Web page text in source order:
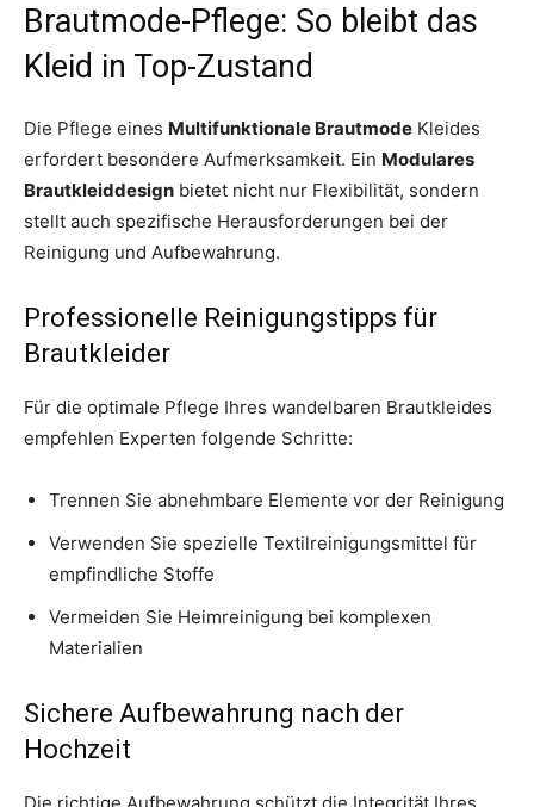
Brautmode-Pflege: So bleibt das
Kleid in Top-Zustand
Die Pflege eines Multifunktionale Brautmode Kleides
erfordert besondere Aufmerksamkeit. Ein Modulares
Brautkleiddesign bietet nicht nur Flexibilität, sondern
stellt auch spezifische Herausforderungen bei der
Reinigung und Aufbewahrung.
Professionelle Reinigungstipps für
Brautkleider
Für die optimale Pflege Ihres wandelbaren Brautkleides
empfehlen Experten folgende Schritte:
Trennen Sie abnehmbare Elemente vor der Reinigung
Verwenden Sie spezielle Textilreinigungsmittel für
empfindliche Stoffe
Vermeiden Sie Heimreinigung bei komplexen
Materialien
Sichere Aufbewahrung nach der
Hochzeit